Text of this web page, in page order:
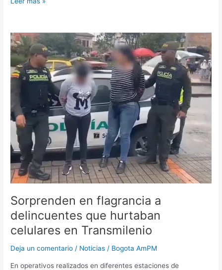
Sorprenden en flagrancia a
delincuentes que hurtaban
celulares en Transmilenio
Deja un comentario / Noticias / Bogota AmPM
En operativos realizados en diferentes estaciones de
Sorprenden
en
flagrancia
a
delincuentes
celulares
en
Transmilenio